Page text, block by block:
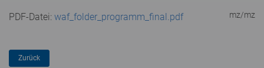
PDF-Datei: waf_folder_programm_final.pdf mz/mz